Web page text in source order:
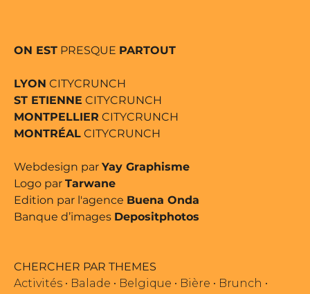
ON EST PRESQUE PARTOUT
LYON CITYCRUNCH
ST ETIENNE CITYCRUNCH
MONTPELLIER CITYCRUNCH
MONTRÉAL CITYCRUNCH
Webdesign par Yay Graphisme
Logo par Tarwane
Edition par l'agence Buena Onda
Banque d’images Depositphotos
CHERCHER PAR THEMES
Activités • Balade • Belgique • Bière • Brunch •